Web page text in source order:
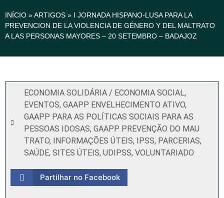
INÍCIO »ARTIGOS » I JORNADA HISPANO-LUSA PARA LA
PREVENCION DE LA VIOLENCIA DE GÉNERO Y DEL MALTRATO
A LAS PERSONAS MAYORES – 20 SETEMBRO – BADAJOZ
ECONOMIA SOLIDÁRIA / ECONOMIA SOCIAL,
EVENTOS, GAAPP ENVELHECIMENTO ATIVO,
GAAPP PARA AS POLÍTICAS SOCIAIS PARA AS
PESSOAS IDOSAS, GAAPP PREVENÇÃO DO MAU
TRATO, INFORMAÇÕES ÚTEIS, IPSS, PARCERIAS,
SAÚDE, SITES ÚTEIS, UDIPSS, VOLUNTARIADO
Partilhar no Facebook